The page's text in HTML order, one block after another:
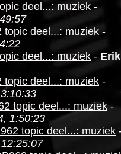
deel...: muziek -
topic deel...: muziek -
deel...: muziek - Erik
topic deel...: muziek -
topic deel...: muziek-
1:50:23
topic deel...: muziek